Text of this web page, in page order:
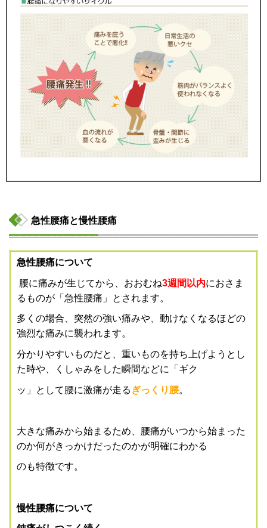
急性腰痛と慢性腰痛
急性腰痛について
腰に痛みが生じてから、おおむね3週間以内におさま
るものが「急性腰痛」とされます。
多くの場合、突然の強い痛みや、動けなくなるほどの
強烈な痛みに襲われます。
分かりやすいものだと、重いものを持ち上げようとし
た時や、くしゃみをした瞬間などに「ギク
ッ」として腰に激痛が走る ぎっくり腰。
大きな痛みから始まるため、腰痛がいつから始まった
のか何がきっかけだったのかが明確にわかる
のも特徴です。
慢性腰痛について